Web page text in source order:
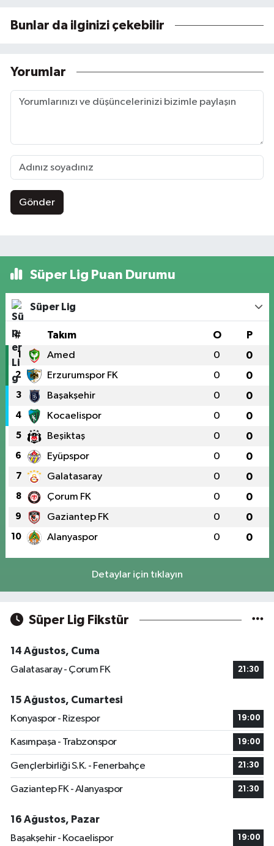
Bunlar da ilginizi çekebilir
Yorumlar
Gönder
Süper Lig Puan Durumu
Süper Lig
# Takım O P
1 Amed 0 0
2 Erzurumspor FK 0 0
3 Başakşehir 0 0
4 Kocaelispor 0 0
5 Beşiktaş 0 0
6 Eyüpspor 0 0
7 Galatasaray 0 0
8 Çorum FK 0 0
9 Gaziantep FK 0 0
10 Alanyaspor 0 0
Detaylar için tıklayın
Süper Lig Fikstür
14 Ağustos, Cuma
Galatasaray - Çorum FK
21:30
15 Ağustos, Cumartesi
Konyaspor - Rizespor
19:00
Kasımpaşa - Trabzonspor 19:00
Gençlerbirliği S.K. - Fenerbahçe 21:30
Gaziantep FK - Alanyaspor 21:30
16 Ağustos, Pazar
Başakşehir - Kocaelispor
19:00